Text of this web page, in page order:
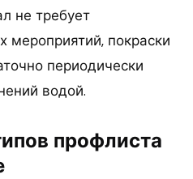
не требует
мероприятий, покраски
периодически
водой.
профлиста